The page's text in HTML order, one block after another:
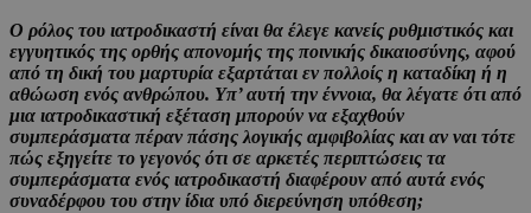
Ο ρόλος του ιατροδικαστή είναι θα έλεγε κανείς ρυθμιστικός και
εγγυητικός της ορθής απονομής της ποινικής δικαιοσύνης, αφού
από τη δική του μαρτυρία εξαρτάται εν πολλοίς η καταδίκη ή η
αθώωση ενός ανθρώπου. Υπ’ αυτή την έννοια, θα λέγατε ότι από
μια ιατροδικαστική εξέταση μπορούν να εξαχθούν
συμπεράσματα πέραν πάσης λογικής αμφιβολίας και αν ναι τότε
πώς εξηγείτε το γεγονός ότι σε αρκετές περιπτώσεις τα
συμπεράσματα ενός ιατροδικαστή διαφέρουν από αυτά ενός
συναδέρφου του στην ίδια υπό διερεύνηση υπόθεση;